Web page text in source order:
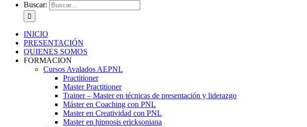
Buscar:
INICIO
PRESENTACIÓN
QUIENES SOMOS
FORMACION
Cursos Avalados AEPNL
Practitioner
Master Practitioner
Trainer – Master en técnicas de presentación y liderazgo
Máster en Coaching con PNL
Master en Creatividad con PNL
Master en hipnosis ericksoniana